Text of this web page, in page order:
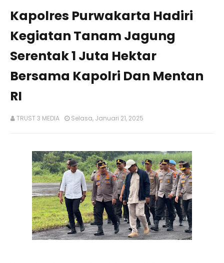
Kapolres Purwakarta Hadiri
Kegiatan Tanam Jagung
Serentak 1 Juta Hektar
Bersama Kapolri Dan Mentan
RI
TRUST 3 MEDIA Selasa, Januari 21, 2025